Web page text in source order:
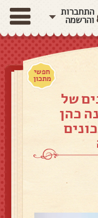
התחברות
והרשמה
חפשי
מתכון
של
כהן